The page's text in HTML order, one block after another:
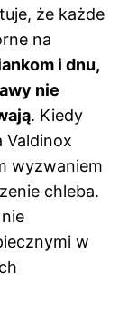
że każde
na
i dnu,
nie
. Kiedy
Valdinox
wyzwaniem
chleba.
w